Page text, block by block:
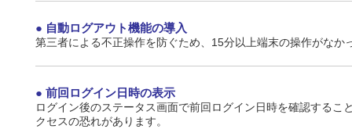
自動ログアウト機能の導入
第三者による不正操作を防ぐため、15分以上端末の操作がなか
前回ログイン日時の表示
ログイン後のステータス画面で前回ログイン日時を確認する
クセスの恐れがあります。